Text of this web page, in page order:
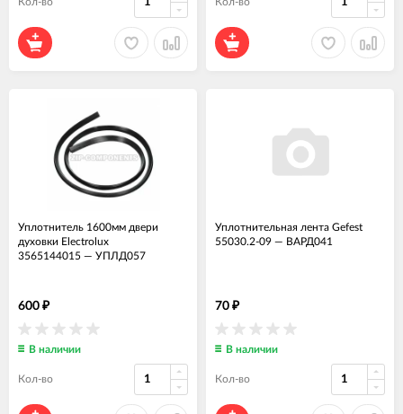
Уплотнитель 1600мм двери
духовки Electrolux
3565144015 — УПЛД057
600 ₽
В наличии
Кол-во
Уплотнительная лента Gefest
55030.2-09 — ВАРД041
70 ₽
В наличии
Кол-во